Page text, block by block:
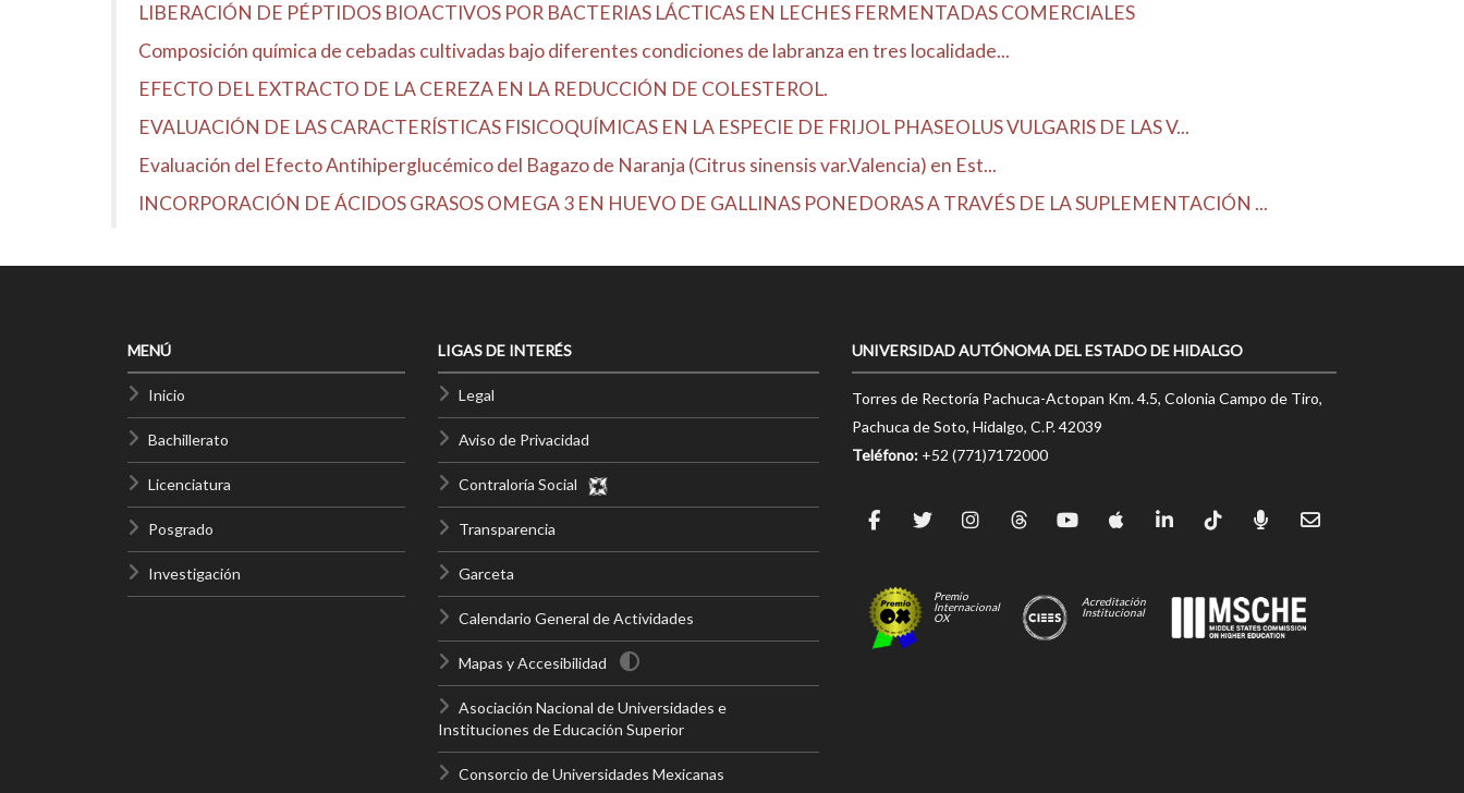
LIBERACIÓN DE PÉPTIDOS BIOACTIVOS POR BACTERIAS LÁCTICAS EN LECHES FERMENTADAS COMERCIALES
Composición química de cebadas cultivadas bajo diferentes condiciones de labranza en tres localidade...
EFECTO DEL EXTRACTO DE LA CEREZA EN LA REDUCCIÓN DE COLESTEROL.
EVALUACIÓN DE LAS CARACTERÍSTICAS FISICOQUÍMICAS EN LA ESPECIE DE FRIJOL PHASEOLUS VULGARIS DE LAS V...
Evaluación del Efecto Antihiperglucémico del Bagazo de Naranja (Citrus sinensis var.Valencia) en Est...
INCORPORACIÓN DE ÁCIDOS GRASOS OMEGA 3 EN HUEVO DE GALLINAS PONEDORAS A TRAVÉS DE LA SUPLEMENTACIÓN ...
MENÚ
Inicio
Bachillerato
Licenciatura
Posgrado
Investigación
LIGAS DE INTERÉS
Legal
Aviso de Privacidad
Contraloría Social
Transparencia
Garceta
Calendario General de Actividades
Mapas y Accesibilidad
Asociación Nacional de Universidades e
Instituciones de Educación Superior
Consorcio de Universidades Mexicanas
UNIVERSIDAD AUTÓNOMA DEL ESTADO DE HIDALGO
Torres de Rectoría Pachuca-Actopan Km. 4.5, Colonia Campo de Tiro,
Pachuca de Soto, Hidalgo, C.P. 42039
Teléfono: +52 (771)7172000
Premio
Internacional
OX
Acreditación
Institucional